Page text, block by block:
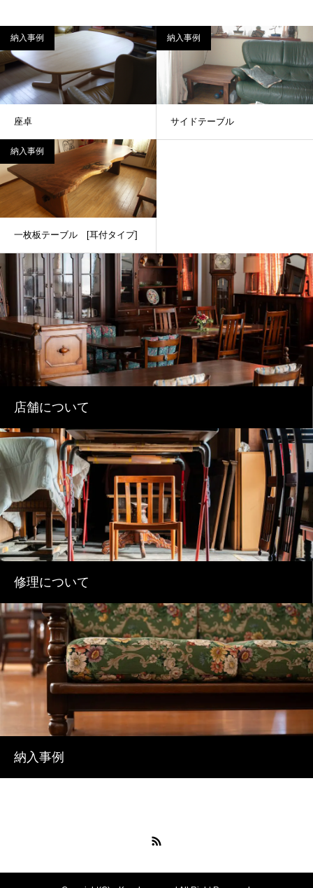
納入事例
座卓
納入事例
サイドテーブル
納入事例
一枚板テーブル [耳付タイプ]
店舗について
修理について
納入事例